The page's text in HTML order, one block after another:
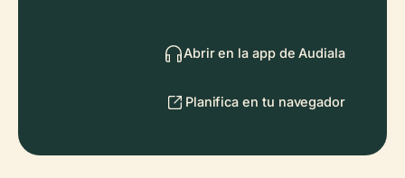
Abrir en la app de Audiala
Planifica en tu navegador